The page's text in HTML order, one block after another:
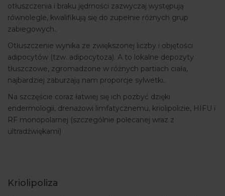
otłuszczenia i braku jędrności zazwyczaj występują
równolegle, kwalifikują się do zupełnie różnych grup
zabiegowych..
Otłuszczenie wynika ze zwiększonej liczby i objętości
adipocytów (tzw. adipocytoza). A to lokalne depozyty
tłuszczowe, zgromadzone w różnych partiach ciała,
najbardziej zaburzają nam proporcje sylwetki..
Na szczęście coraz łatwiej się ich pozbyć dzięki
endermologii, drenażowi limfatycznemu, kriolipolizie, HIFU i
RF monopolarnej (szczególnie polecanej wraz z
ultradźwiękami)
Kriolipoliza